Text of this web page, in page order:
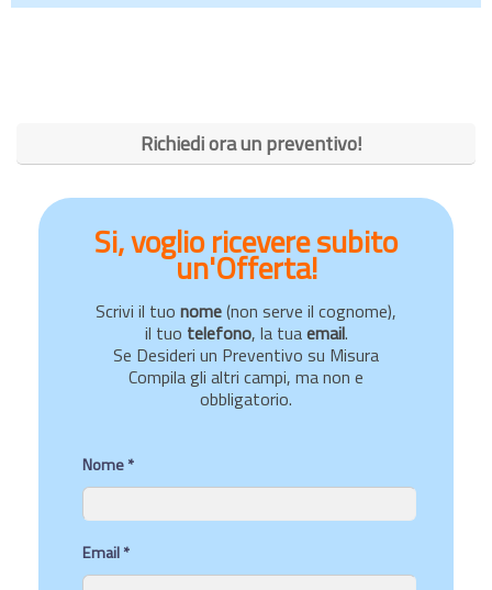
Richiedi ora un preventivo!
Si, voglio ricevere subito
un'Offerta!
Scrivi il tuo nome(non serve il cognome),
il tuo telefono, la tuaemail.
Se Desideri un Preventivo su Misura
Compila gli altri campi, ma non e
obbligatorio.
Nome *
Email *